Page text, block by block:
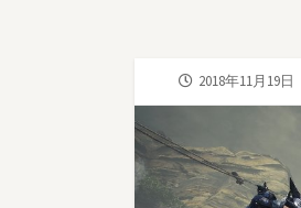
公
2018年11月19日